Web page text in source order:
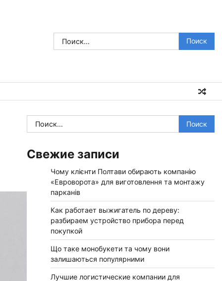
Найти:
Найти:
Свежие записи
Чому клієнти Полтави обирають компанію
«Евроворота» для виготовлення та монтажу
парканів
Как работает выжигатель по дереву:
разбираем устройство прибора перед
покупкой
Що таке монобукети та чому вони
залишаються популярними
Лучшие логистические компании для